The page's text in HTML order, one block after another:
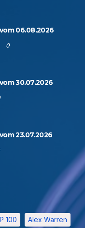
06.08.2026
0
30.07.2026
23.07.2026
100 Alex Warren